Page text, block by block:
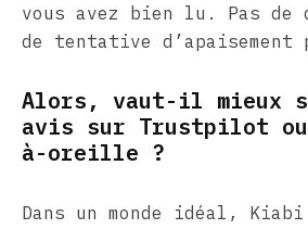
vous avez bien lu. Pas de
de tentative d’apaisement
Alors, vaut-il mieux
avis sur Trustpilot ou
à-oreille ?
Dans un monde idéal,